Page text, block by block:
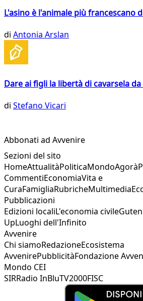
L'asino è l'animale più francescano
di Antonia Arslan
Dare ai figli la libertà di cavarsela
di Stefano Vicari
Abbonati ad Avvenire
Sezioni del sito
HomeAttualitàPoliticaMondoAgorà
CommentiEconomiaVita e
CuraFamigliaRubricheMultimedia
Pubblicazioni
Edizioni localiL'economia civile
UpLuoghi dell'Infinito
Avvenire
Chi siamoRedazioneEcosistema
AvvenirePubblicitàFondazione
Mondo CEI
SIRRadio InBluTV2000FISC